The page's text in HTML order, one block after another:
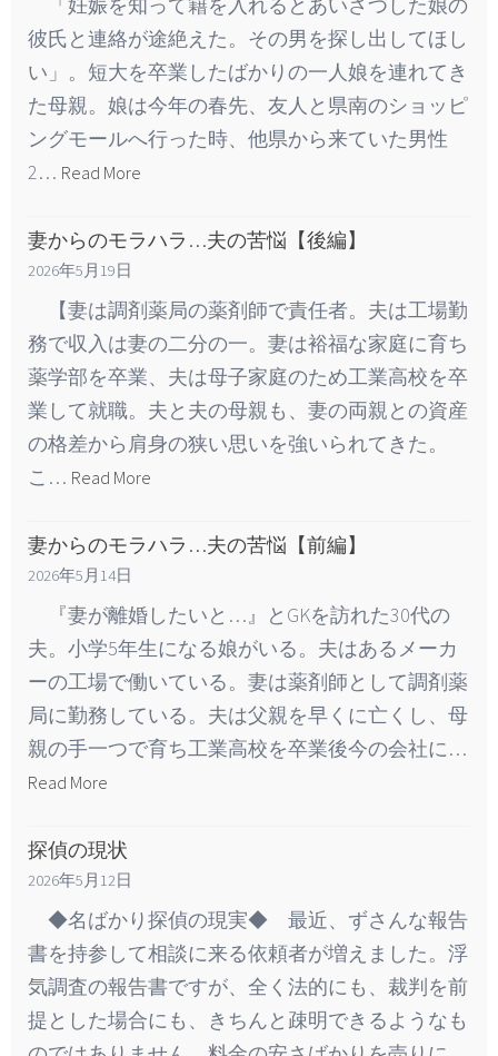
彼氏と連絡が途絶えた。その男を探し出してほし
い」。短大を卒業したばかりの一人娘を連れてき
た母親。娘は今年の春先、友人と県南のショッピ
ングモールへ行った時、他県から来ていた男性
2… Read More
妻からのモラハラ…夫の苦悩【後編】
2026年5月19日
【妻は調剤薬局の薬剤師で責任者。夫は工場勤
務で収入は妻の二分の一。妻は裕福な家庭に育ち
薬学部を卒業、夫は母子家庭のため工業高校を卒
業して就職。夫と夫の母親も、妻の両親との資産
の格差から肩身の狭い思いを強いられてきた。
こ… Read More
妻からのモラハラ…夫の苦悩【前編】
2026年5月14日
『妻が離婚したいと…』とGKを訪れた30代の
夫。小学5年生になる娘がいる。夫はあるメーカ
ーの工場で働いている。妻は薬剤師として調剤薬
局に勤務している。夫は父親を早くに亡くし、母
親の手一つで育ち工業高校を卒業後今の会社に…
Read More
探偵の現状
2026年5月12日
◆名ばかり探偵の現実◆ 最近、ずさんな報告
書を持参して相談に来る依頼者が増えました。浮
気調査の報告書ですが、全く法的にも、裁判を前
提とした場合にも、きちんと疎明できるようなも